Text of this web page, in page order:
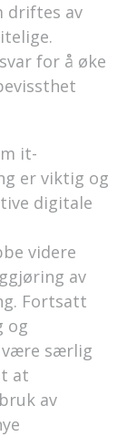
driftes av
for å øke
it-
er viktig og
digitale
videre
av
Fortsatt
og
være særlig
at
bruk av